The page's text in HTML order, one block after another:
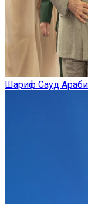
Шариф Сауд